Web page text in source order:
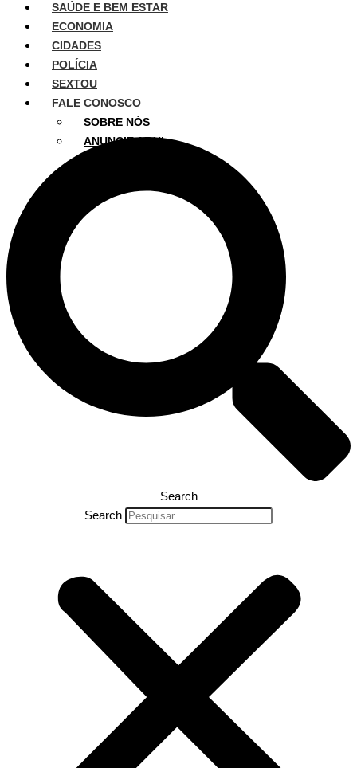
SAÚDE E BEM ESTAR
ECONOMIA
CIDADES
POLÍCIA
SEXTOU
FALE CONOSCO
SOBRE NÓS
ANUNCIE AQUI
Search
Search